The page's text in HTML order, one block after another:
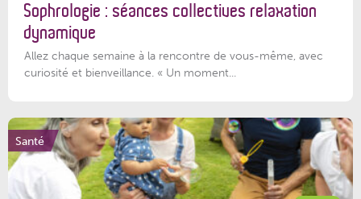
Sophrologie : séances collectives relaxation
dynamique
Allez chaque semaine à la rencontre de vous-même, avec
curiosité et bienveillance. « Un moment...
Santé